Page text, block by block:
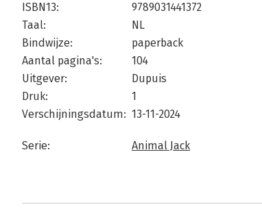
ISBN13:
9789031441372
Taal:
NL
Bindwijze:
paperback
Aantal pagina's:
104
Uitgever:
Dupuis
Druk:
1
Verschijningsdatum: 13-11-2024
Serie: Animal Jack